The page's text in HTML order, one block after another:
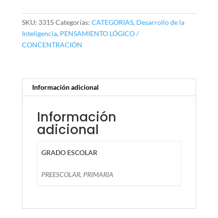
cantidad
SKU: 3315 Categorías: CATEGORIAS, Desarrollo de la
Inteligencia, PENSAMIENTO LÓGICO /
CONCENTRACIÓN
Información adicional
Información
adicional
GRADO ESCOLAR
PREESCOLAR, PRIMARIA